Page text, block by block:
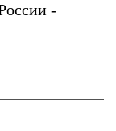
-